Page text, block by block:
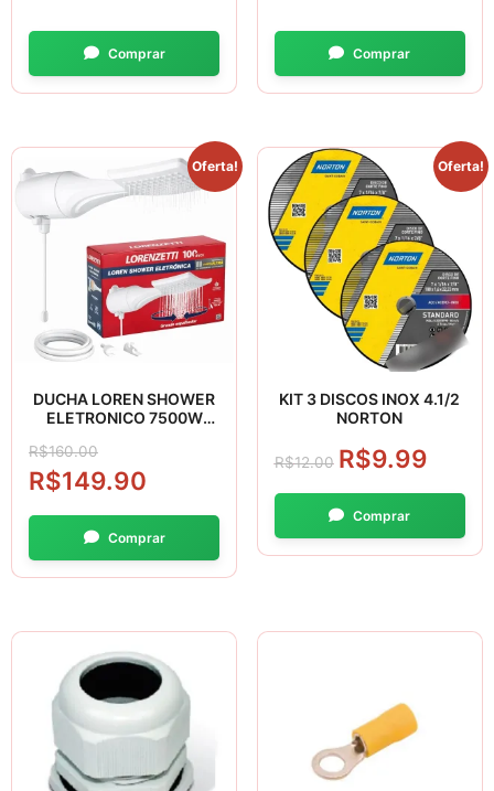
Oferta!
DUCHA LOREN SHOWER
ELETRONICO 7500W
R$160.00
R$149.90
Oferta!
KIT 3 DISCOS INOX 4.1/2
NORTON
R$12.00 R$9.99